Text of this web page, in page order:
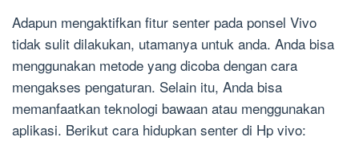
Adapun mengaktifkan fitur senter pada ponsel Vivo
tidak sulit dilakukan, utamanya untuk anda. Anda bisa
menggunakan metode yang dicoba dengan cara
mengakses pengaturan. Selain itu, Anda bisa
memanfaatkan teknologi bawaan atau menggunakan
aplikasi. Berikut cara hidupkan senter di Hp vivo: